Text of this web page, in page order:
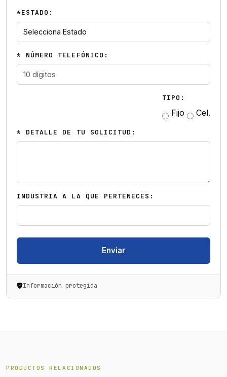
*ESTADO:
* NÚMERO TELEFÓNICO:
TIPO:
Fijo Cel.
* DETALLE DE TU SOLICITUD:
INDUSTRIA A LA QUE PERTENECES:
Enviar
Información protegida
PRODUCTOS RELACIONADOS